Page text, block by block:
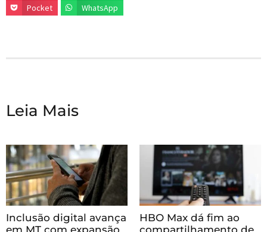
Pocket
WhatsApp
Leia Mais
Inclusão digital avança
HBO Max dá fim ao